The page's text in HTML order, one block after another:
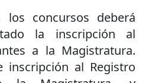
los concursos deberá
la inscripción al
a la Magistratura.
inscripción al Registro